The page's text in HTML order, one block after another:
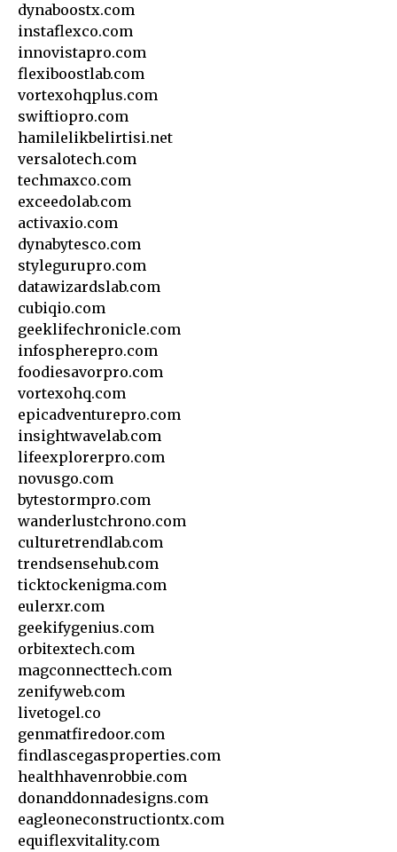
dynaboostx.com
instaflexco.com
innovistapro.com
flexiboostlab.com
vortexohqplus.com
swiftiopro.com
hamilelikbelirtisi.net
versalotech.com
techmaxco.com
exceedolab.com
activaxio.com
dynabytesco.com
stylegurupro.com
datawizardslab.com
cubiqio.com
geeklifechronicle.com
infospherepro.com
foodiesavorpro.com
vortexohq.com
epicadventurepro.com
insightwavelab.com
lifeexplorerpro.com
novusgo.com
bytestormpro.com
wanderlustchrono.com
culturetrendlab.com
trendsensehub.com
ticktockenigma.com
eulerxr.com
geekifygenius.com
orbitextech.com
magconnecttech.com
zenifyweb.com
livetogel.co
genmatfiredoor.com
findlascegasproperties.com
healthhavenrobbie.com
donanddonnadesigns.com
eagleoneconstructiontx.com
equiflexvitality.com